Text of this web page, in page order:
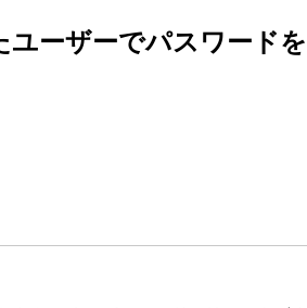
ーザーでパスワード